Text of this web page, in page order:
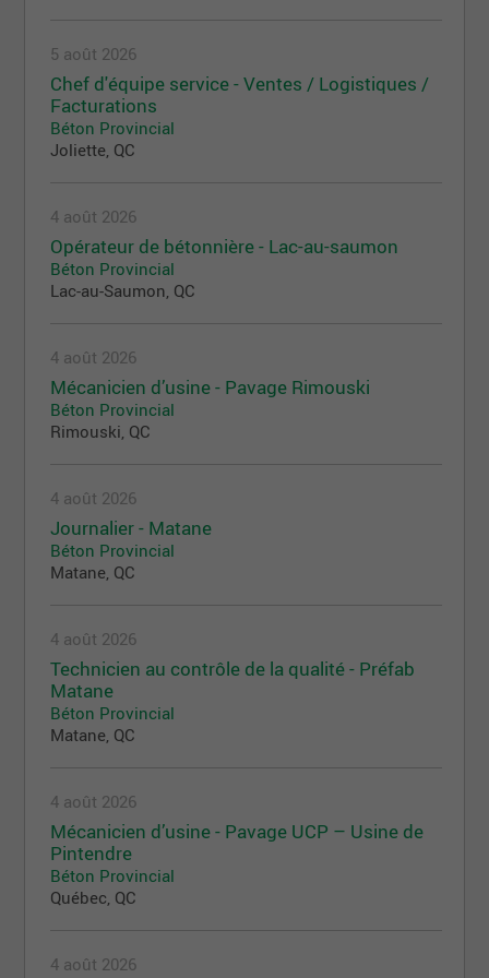
5 août 2026
Chef d'équipe service - Ventes / Logistiques /
Facturations
Béton Provincial
Joliette, QC
4 août 2026
Opérateur de bétonnière - Lac-au-saumon
Béton Provincial
Lac-au-Saumon, QC
4 août 2026
Mécanicien d’usine - Pavage Rimouski
Béton Provincial
Rimouski, QC
4 août 2026
Journalier - Matane
Béton Provincial
Matane, QC
4 août 2026
Technicien au contrôle de la qualité - Préfab
Matane
Béton Provincial
Matane, QC
4 août 2026
Mécanicien d’usine - Pavage UCP – Usine de
Pintendre
Béton Provincial
Québec, QC
4 août 2026